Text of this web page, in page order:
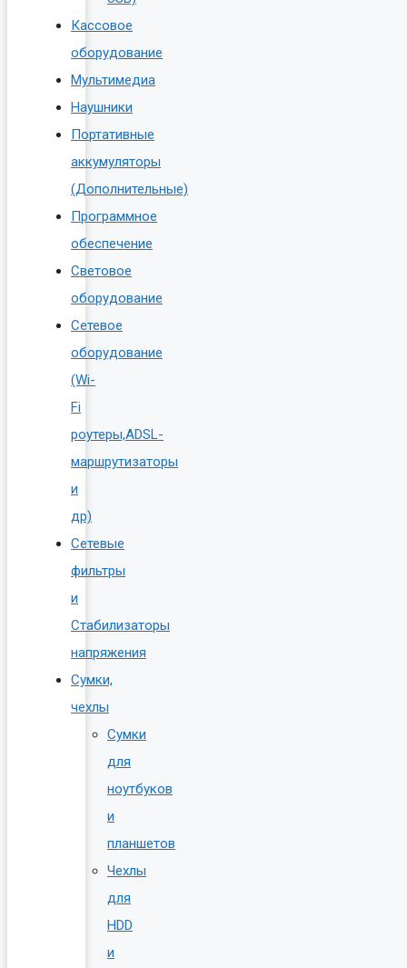
Кассовое
оборудование
Мультимедиа
Наушники
Портативные
аккумуляторы
(Дополнительные)
Программное
обеспечение
Световое
оборудование
Сетевое
оборудование
(Wi-
Fi
роутеры,ADSL-
маршрутизаторы
и
др)
Сетевые
фильтры
и
Стабилизаторы
напряжения
Сумки,
чехлы
Сумки
для
ноутбуков
и
планшетов
Чехлы
для
HDD
и